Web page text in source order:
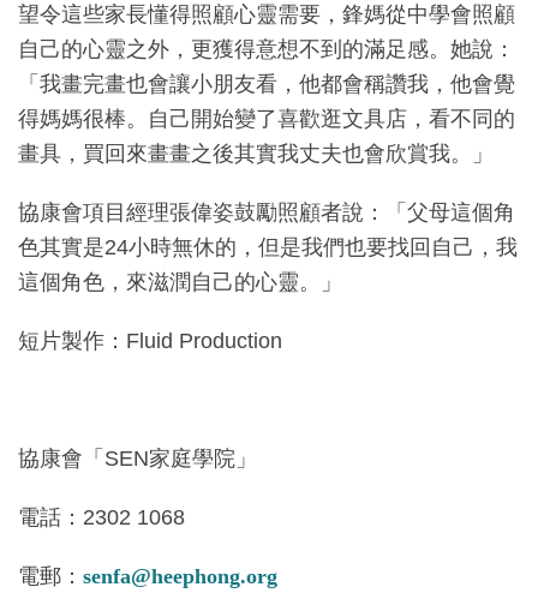
望令這些家長懂得照顧心靈需要，鋒媽從中學會照顧
自己的心靈之外，更獲得意想不到的滿足感。她說：
「我畫完畫也會讓小朋友看，他都會稱讚我，他會覺
得媽媽很棒。自己開始變了喜歡逛文具店，看不同的
畫具，買回來畫畫之後其實我丈夫也會欣賞我。」
協康會項目經理張偉姿鼓勵照顧者說：「父母這個角
色其實是24小時無休的，但是我們也要找回自己，我
這個角色，來滋潤自己的心靈。」
短片製作：Fluid Production
協康會「SEN家庭學院」
電話：2302 1068
電郵： senfa@heephong.org